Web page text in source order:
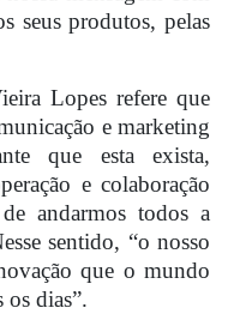
seus produtos, pelas
Lopes refere que
e marketing
que esta exista,
e colaboração
andarmos todos a
sentido, “o nosso
que o mundo
os dias”.